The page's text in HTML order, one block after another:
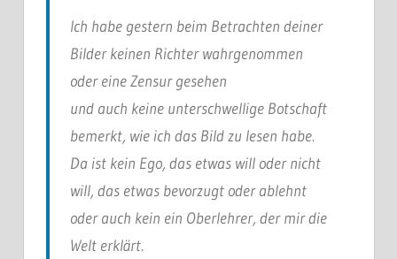
Ich habe gestern beim Betrachten deiner
Bilder keinen Richter wahrgenommen
oder eine Zensur gesehen
und auch keine unterschwellige Botschaft
bemerkt, wie ich das Bild zu lesen habe.
Da ist kein Ego, das etwas will oder nicht
will, das etwas bevorzugt oder ablehnt
oder auch kein ein Oberlehrer, der mir die
Welt erklärt.